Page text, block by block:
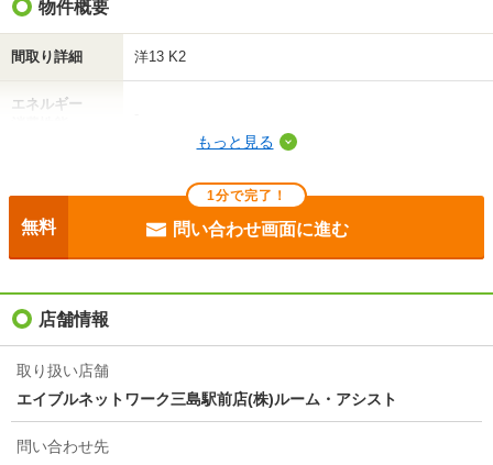
却金）
間取り / 専有面
階建 1階/2階建
向き
住所
物件概要
間取り詳細 洋13 K2
エネルギー
目安光熱費
入居
契約期間 普通借家 2年
損保
もっと見る
1分で完了！
無料 問い合わせ画面に進む
店舗情報
取り扱い店舗
エイブルネットワーク三島駅前店(株)ルーム・アシスト
問い合わせ先